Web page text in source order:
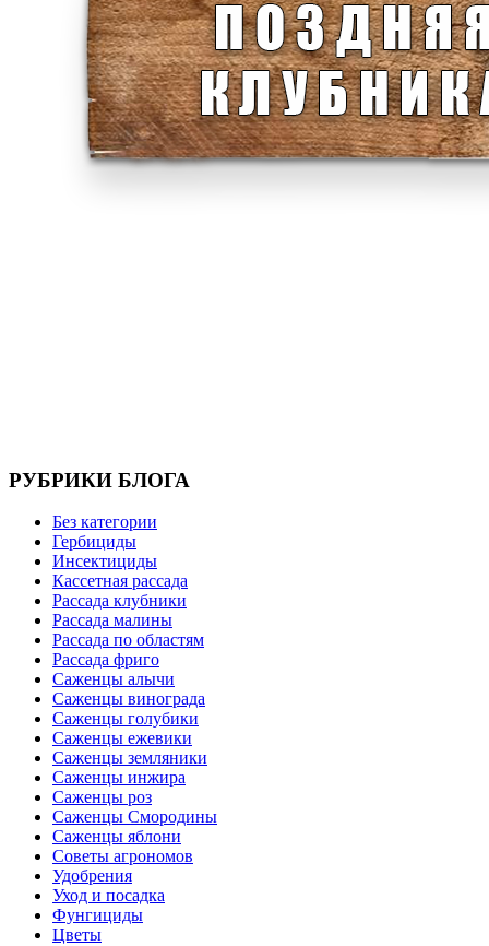
РУБРИКИ БЛОГА
Без категории
Гербициды
Инсектициды
Кассетная рассада
Рассада клубники
Рассада малины
Рассада по областям
Рассада фриго
Саженцы алычи
Саженцы винограда
Саженцы голубики
Саженцы ежевики
Саженцы земляники
Саженцы инжира
Саженцы роз
Саженцы Смородины
Саженцы яблони
Советы агрономов
Удобрения
Уход и посадка
Фунгициды
Цветы